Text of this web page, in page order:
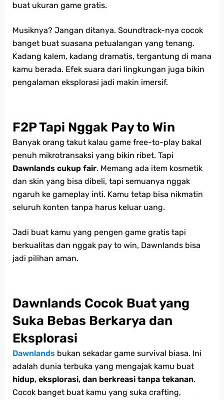
buat ukuran game gratis.
Musiknya? Jangan ditanya. Soundtrack-nya cocok
banget buat suasana petualangan yang tenang.
Kadang kalem, kadang dramatis, tergantung di mana
kamu berada. Efek suara dari lingkungan juga bikin
pengalaman eksplorasi jadi makin imersif.
F2P Tapi Nggak Pay to Win
Banyak orang takut kalau game free-to-play bakal
penuh mikrotransaksi yang bikin ribet. Tapi
Dawnlands cukup fair. Memang ada item kosmetik
dan skin yang bisa dibeli, tapi semuanya nggak
ngaruh ke gameplay inti. Kamu tetap bisa nikmatin
seluruh konten tanpa harus keluar uang.
Jadi buat kamu yang pengen game gratis tapi
berkualitas dan nggak pay to win, Dawnlands bisa
jadi pilihan aman.
Dawnlands Cocok Buat yang
Suka Bebas Berkarya dan
Eksplorasi
Dawnlands bukan sekadar game survival biasa. Ini
adalah dunia terbuka yang mengajak kamu buat
hidup, eksplorasi, dan berkreasi tanpa tekanan.
Cocok banget buat kamu yang suka crafting,